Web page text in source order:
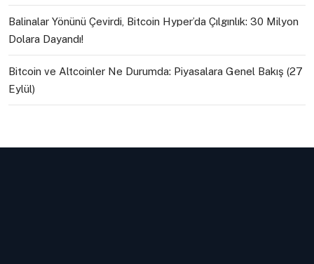
Balinalar Yönünü Çevirdi, Bitcoin Hyper’da Çılgınlık: 30 Milyon
Dolara Dayandı!
Bitcoin ve Altcoinler Ne Durumda: Piyasalara Genel Bakış (27
Eylül)